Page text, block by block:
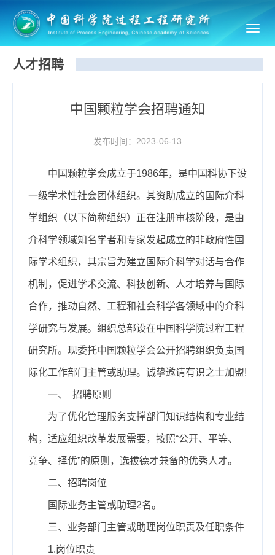
人才招聘
中国颗粒学会招聘通知
发布时间：2023-06-13
中国颗粒学会成立于1986年，是中国科协下设
一级学术性社会团体组织。其资助成立的国际介科
学组织（以下简称组织）正在注册审核阶段，是由
介科学领域知名学者和专家发起成立的非政府性国
际学术组织，其宗旨为建立国际介科学对话与合作
机制，促进学术交流、科技创新、人才培养与国际
合作，推动自然、工程和社会科学各领域中的介科
学研究与发展。 组织总部设在中国科学院过程工程
研究所。 现委托中国颗粒学会公开招聘组织负责国
际化工作部门主管或助理。诚挚邀请有识之士加盟!
一、 招聘原则
为了优化管理服务支撑部门知识结构和专业结
构，适应组织改革发展需要，按照“公开、平等、
竞争、择优”的原则，选拔德才兼备的优秀人才。
二、招聘岗位
国际业务主管或助理2名。
三、业务部门主管或助理岗位职责及任职条件
1.岗位职责